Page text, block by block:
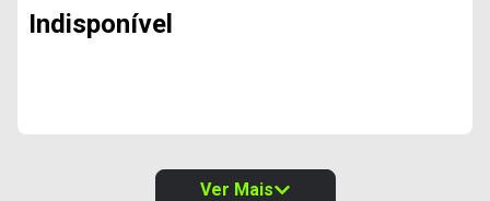
Indisponível
Ver Mais